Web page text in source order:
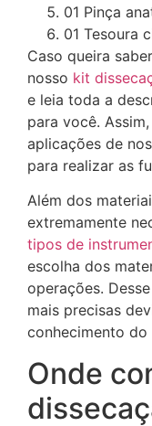
01 Pinça
01 Tesoura
Caso queira
nosso kit
e leia toda a
para você.
aplicações de
para realizar as
Além dos
extremamente
tipos de
escolha dos
operações.
mais precisas
conhecimento do
Onde